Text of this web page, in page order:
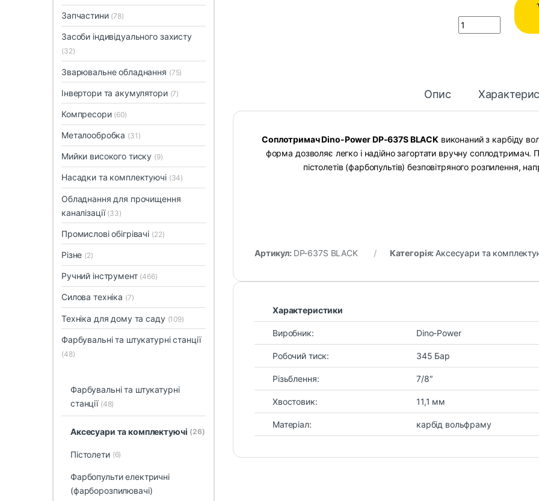
Quantity
Опис
Соплотримач Dino-Power DP-637S BLACK виконаний з карбіду
форма дозволяє легко і надійно загортати вручну
пістолетів (фарбопультів) безповітряного розпилення,
Артикул: DP-637S BLACK Категорія: Аксесуари та
Характеристики
Виробник: Dino-Power
Робочий тиск: 345 Бар
Різьблення: 7/8″
Хвостовик: 11,1 мм
Матеріал: карбід вольфраму
Запчастини (78)
Засоби індивідуального захисту
(32)
Зварювальне обладнання (75)
Інвертори та акумулятори (7)
Компресори (60)
Металообробка (31)
Мийки високого тиску (9)
Насадки та комплектуючі (34)
Обладнання для прочищення
каналізації (33)
Промислові обігрівачі (22)
Різне (2)
Ручний інструмент (466)
Силова техніка (7)
Техніка для дому та саду (109)
Фарбувальні та штукатурні станції
(48)
Фарбувальні та штукатурні
станції (48)
Аксесуари та комплектуючі (26)
Пістолети (6)
Фарбопульти електричні
(фарборозпилювачі)